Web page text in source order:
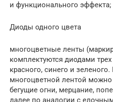
и функционального эффекта;
Диоды одного цвета
многоцветные ленты
комплектуются диодами
красного, синего и
многоцветной лентой
бегущие огни, мерцание,
далее по аналогии с